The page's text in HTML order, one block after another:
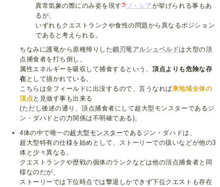
異常気象の際にのみ姿を現す *6ゾ・シアが挙げられる事もあ
るが、
いずれもクエストランクや食性の問題から異なるポジション
であると考えられる。
ちなみに護竜から原種帰りした鎖刃竜アルシュベルドは大型の頂
点捕食者を打ち倒し、
属性エネルギーを吸収して捕食するという、頂点よりも危険な存
在 として描かれている。
こちらは全フィールドに出没するので、言うなれば東地域全体の
頂点と見做す事も出来る
(ただし後述の通り、頂点捕食者にして超大型モンスターであるジ
ン・ダハドとの力関係は不明確である)。
4体の中で唯一の超大型モンスターであるジン・ダハドは、
超大型特有の仕様を始めとして、ストーリーでの扱いなどが他の3
体と少々異なる。
クエストランクや歴戦の個体のランクなどは他の頂点捕食者と同
様なのだが、
ストーリーでは下位時点では撃退しかできず下位クエストも存在